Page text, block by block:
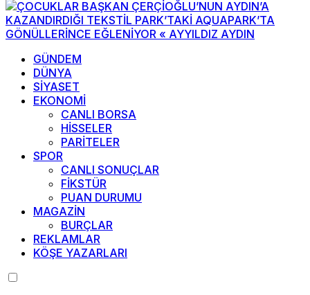
GÜNDEM
DÜNYA
SİYASET
EKONOMİ
CANLI BORSA
HİSSELER
PARİTELER
SPOR
CANLI SONUÇLAR
FİKSTÜR
PUAN DURUMU
MAGAZİN
BURÇLAR
REKLAMLAR
KÖŞE YAZARLARI